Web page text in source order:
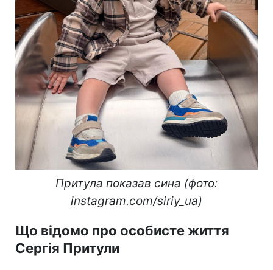
Притула показав сина (фото:
instagram.com/siriy_ua)
Що відомо про особисте життя
Сергія Притули